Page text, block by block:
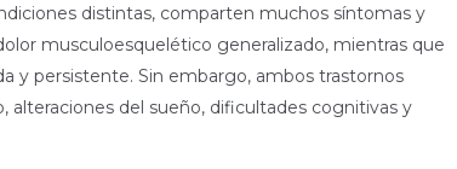
distintas, comparten muchos síntomas y
musculoesquelético generalizado, mientras que
y persistente. Sin embargo, ambos trastornos
del sueño, dificultades cognitivas y